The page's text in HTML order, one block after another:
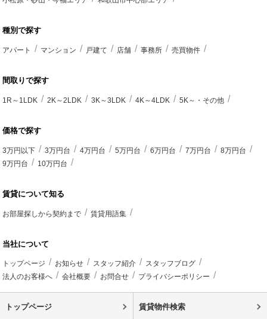
種別で探す
アパート マンション 戸建て 店舗 事務所 売買物件
間取りで探す
1R～1LDK 2K～2LDK 3K～3LDK 4K～4LDK 5K～・その他
価格で探す
3万円以下 3万円台 4万円台 5万円台 6万円台 7万円台
8万円台
9万円台
10万円台
賃貸について知る
お部屋探しから契約まで 賃貸用語集
当社について
トップページ お知らせ スタッフ紹介
スタッフブログ
法人のお客様へ
会社概要 お問合せ プライバシーポリシー
トップページ 賃貸物件検索